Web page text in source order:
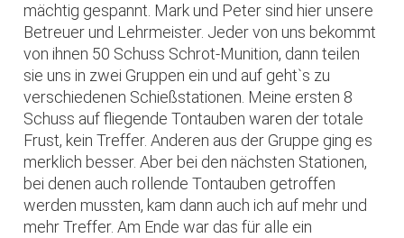
mächtig gespannt. Mark und Peter sind hier unsere
Betreuer und Lehrmeister. Jeder von uns bekommt
von ihnen 50 Schuss Schrot-Munition, dann teilen
sie uns in zwei Gruppen ein und auf geht`s zu
verschiedenen Schießstationen. Meine ersten 8
Schuss auf fliegende Tontauben waren der totale
Frust, kein Treffer. Anderen aus der Gruppe ging es
merklich besser. Aber bei den nächsten Stationen,
bei denen auch rollende Tontauben getroffen
werden mussten, kam dann auch ich auf mehr und
mehr Treffer. Am Ende war das für alle ein